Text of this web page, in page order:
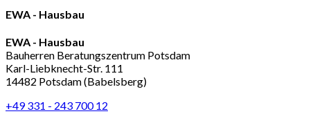
EWA - Hausbau
EWA - Hausbau
Bauherren Beratungszentrum Potsdam
Karl-Liebknecht-Str. 111
14482 Potsdam (Babelsberg)
+49 331 - 243 700 12